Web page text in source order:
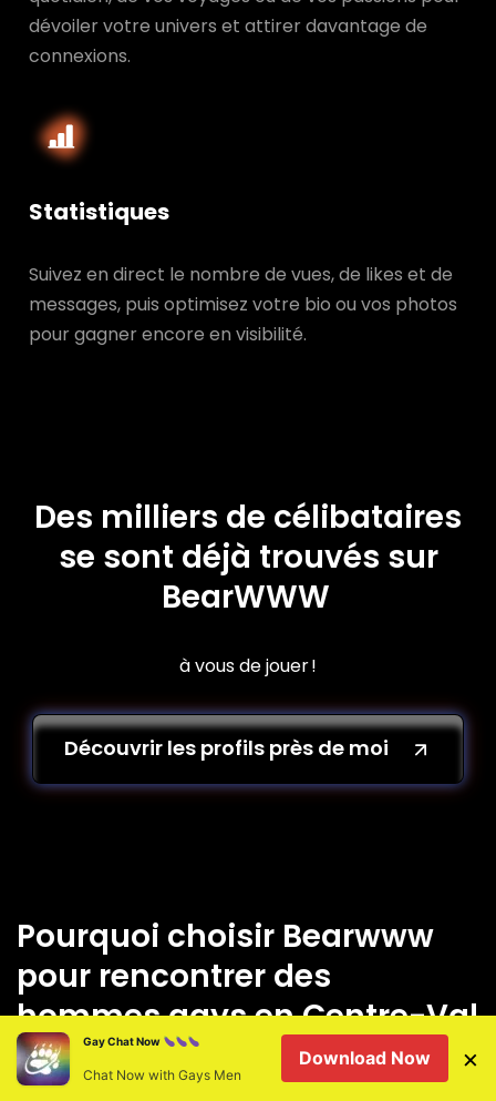
dévoiler votre univers et attirer davantage de
connexions.
Statistiques
Suivez en direct le nombre de vues, de likes et de
messages, puis optimisez votre bio ou vos photos
pour gagner encore en visibilité.
Des milliers de célibataires
se sont déjà trouvés sur
BearWWW
à vous de jouer !
Découvrir les profils près de moi
Pourquoi choisir Bearwww
pour rencontrer des
hommes gays en Centre-Val
de Loire ?
Gay Chat Now
Chat Now with Gays Men
Download Now ×